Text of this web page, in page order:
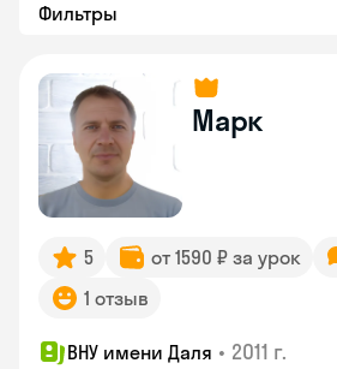
Фильтры
Марк
5 от 1590 ₽ за урок
1 отзыв
ВНУ имени Даля • 2011 г.